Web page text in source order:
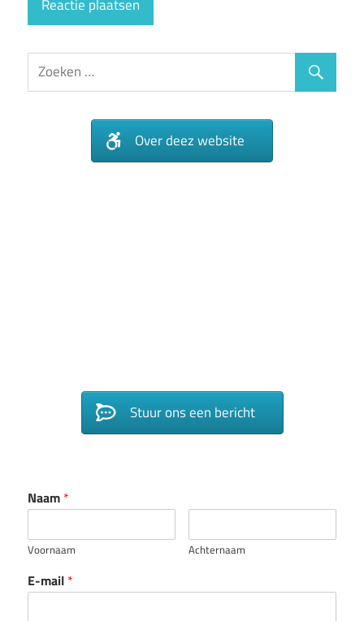
Over deez website
Stuur ons een bericht
Naam *
Voornaam Achternaam
E-mail *